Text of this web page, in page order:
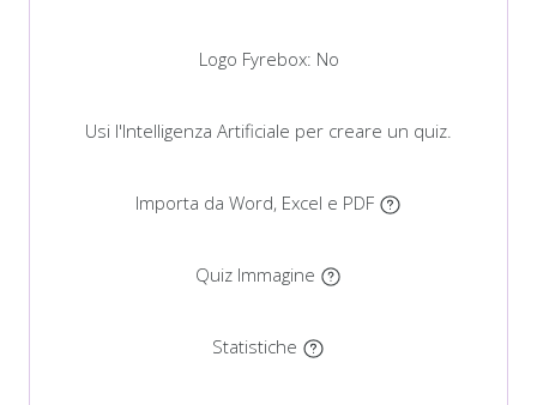
Logo Fyrebox: No
Usi l'Intelligenza Artificiale per creare un quiz.
Importa da Word, Excel e PDF
Quiz Immagine
Statistiche